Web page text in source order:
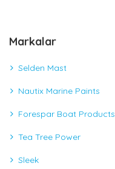
Markalar
Selden Mast
Nautix Marine Paints
Forespar Boat Products
Tea Tree Power
Sleek